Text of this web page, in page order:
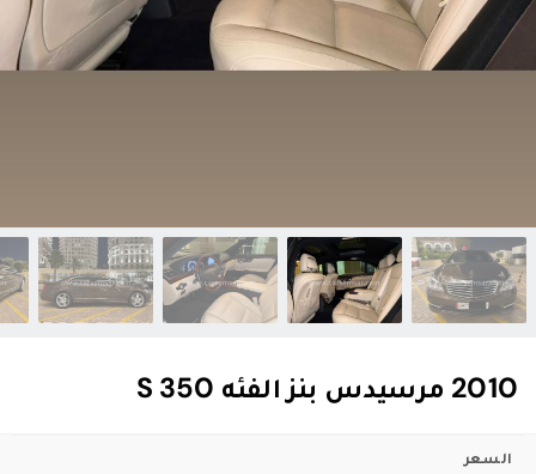
2010 مرسيدس بنز الفئه S 350
السعر